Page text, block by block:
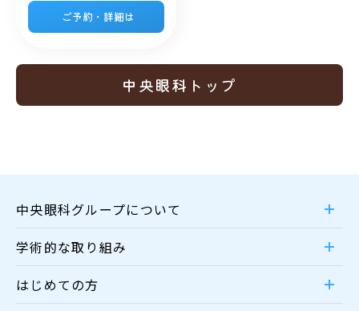
ご予約・詳細は
中央眼科トップ
中央眼科グループについて
学術的な取り組み
はじめての方